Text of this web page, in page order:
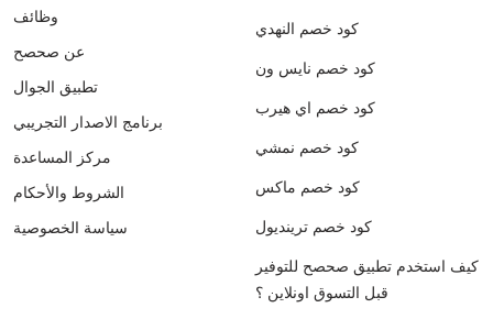
وظائف
عن صحصح
تطبيق الجوال
برنامج الاصدار التجريبي
مركز المساعدة
الشروط والأحكام
سياسة الخصوصية
كود خصم النهدي
كود خصم نايس ون
كود خصم اي هيرب
كود خصم نمشي
كود خصم ماكس
كود خصم ترينديول
كيف استخدم تطبيق صحصح للتوفير
قبل التسوق اونلاين ؟